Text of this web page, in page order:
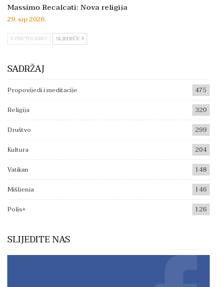
Massimo Recalcati: Nova religija
29. srp 2026.
PRETHODNO SLJEDEĆE
SADRŽAJ
Propovijedi i meditacije
475
Religija
320
Društvo
299
Kultura
204
Vatikan
148
Mišljenja
146
Polis+
126
SLIJEDITE NAS